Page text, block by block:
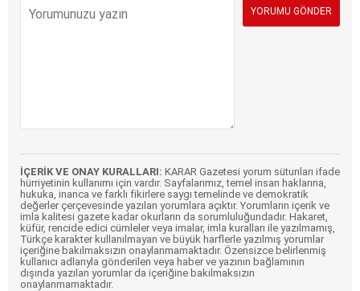
İÇERİK VE ONAY KURALLARI: KARAR Gazetesi yorum sütunları ifade
hürriyetinin kullanımı için vardır. Sayfalarımız, temel insan haklarına,
hukuka, inanca ve farklı fikirlere saygı temelinde ve demokratik
değerler çerçevesinde yazılan yorumlara açıktır. Yorumların içerik ve
imla kalitesi gazete kadar okurların da sorumluluğundadır. Hakaret,
küfür, rencide edici cümleler veya imalar, imla kuralları ile yazılmamış,
Türkçe karakter kullanılmayan ve büyük harflerle yazılmış yorumlar
içeriğine bakılmaksızın onaylanmamaktadır. Özensizce belirlenmiş
kullanıcı adlarıyla gönderilen veya haber ve yazının bağlamının
dışında yazılan yorumlar da içeriğine bakılmaksızın
onaylanmamaktadır.